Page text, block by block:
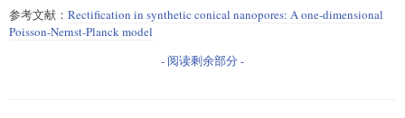
参考文献： Rectification in synthetic conical nanopores: A one-dimensional
Poisson-Nernst-Planck model
- 阅读剩余部分 -